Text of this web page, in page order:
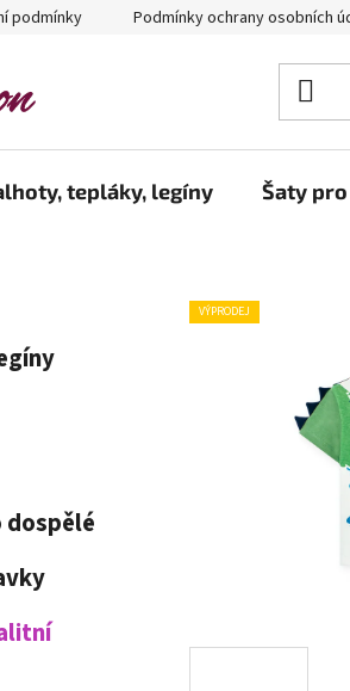
podmínky Podmínky ochrany osobních
tepláky, legíny Šaty
VÝPRODEJ